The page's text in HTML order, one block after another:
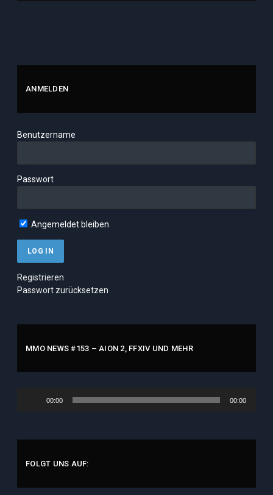
ANMELDEN
Benutzername
Passwort
Angemeldet bleiben
Registrieren
Passwort zurücksetzen
MMO NEWS #153 – AION 2, FFXIV UND MEHR
00:00 00:00
FOLGT UNS AUF: